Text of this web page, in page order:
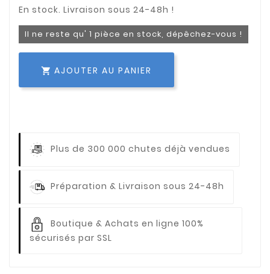
Il ne reste qu' 1 pièce en stock, dépêchez-vous !
 AJOUTER AU PANIER
Plus de 300 000 chutes déjà vendues
Préparation & Livraison sous 24-48h
Boutique & Achats en ligne 100%
sécurisés par SSL